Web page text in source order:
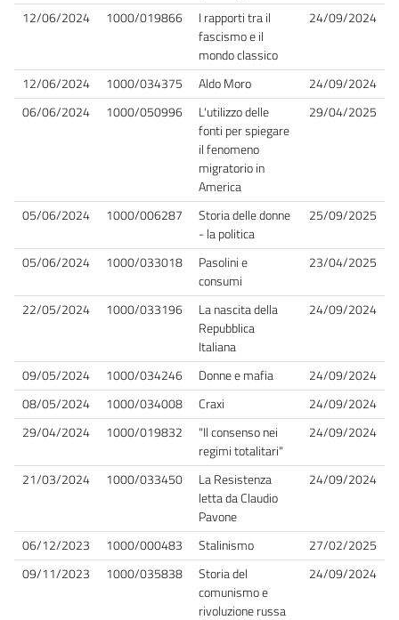
12/06/2024 1000/019866
I rapporti tra il
fascismo e il
mondo classico
24/09/2024
12/06/2024 1000/034375 Aldo Moro
24/09/2024
06/06/2024
1000/050996
L'utilizzo delle
fonti per spiegare
il fenomeno
migratorio in
America
29/04/2025
05/06/2024 1000/006287
Storia delle donne
- la politica
25/09/2025
05/06/2024 1000/033018
Pasolini e
consumi
23/04/2025
22/05/2024 1000/033196
La nascita della
Repubblica
Italiana
24/09/2024
09/05/2024 1000/034246 Donne e mafia
24/09/2024
08/05/2024
1000/034008 Craxi
24/09/2024
29/04/2024
1000/019832
"Il consenso nei
regimi totalitari"
24/09/2024
21/03/2024 1000/033450
La Resistenza
letta da Claudio
Pavone
24/09/2024
06/12/2023 1000/000483 Stalinismo
27/02/2025
09/11/2023
1000/035838
Storia del
comunismo e
rivoluzione russa
24/09/2024